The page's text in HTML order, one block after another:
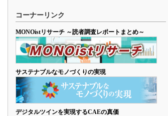
コーナーリンク
MONOistリサーチ ～読者調査レポートまとめ～
サステナブルなモノづくりの実現
デジタルツインを実現するCAEの真価